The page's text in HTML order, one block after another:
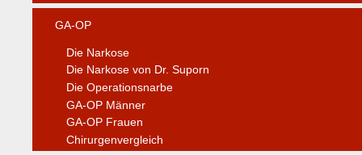
GA-OP
Die Narkose
Die Narkose von Dr. Suporn
Die Operationsnarbe
GA-OP Männer
GA-OP Frauen
Chirurgenvergleich